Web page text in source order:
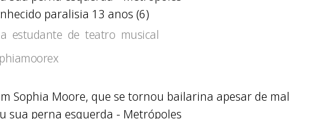
paralisia 13 anos (6)
estudante de teatro musical